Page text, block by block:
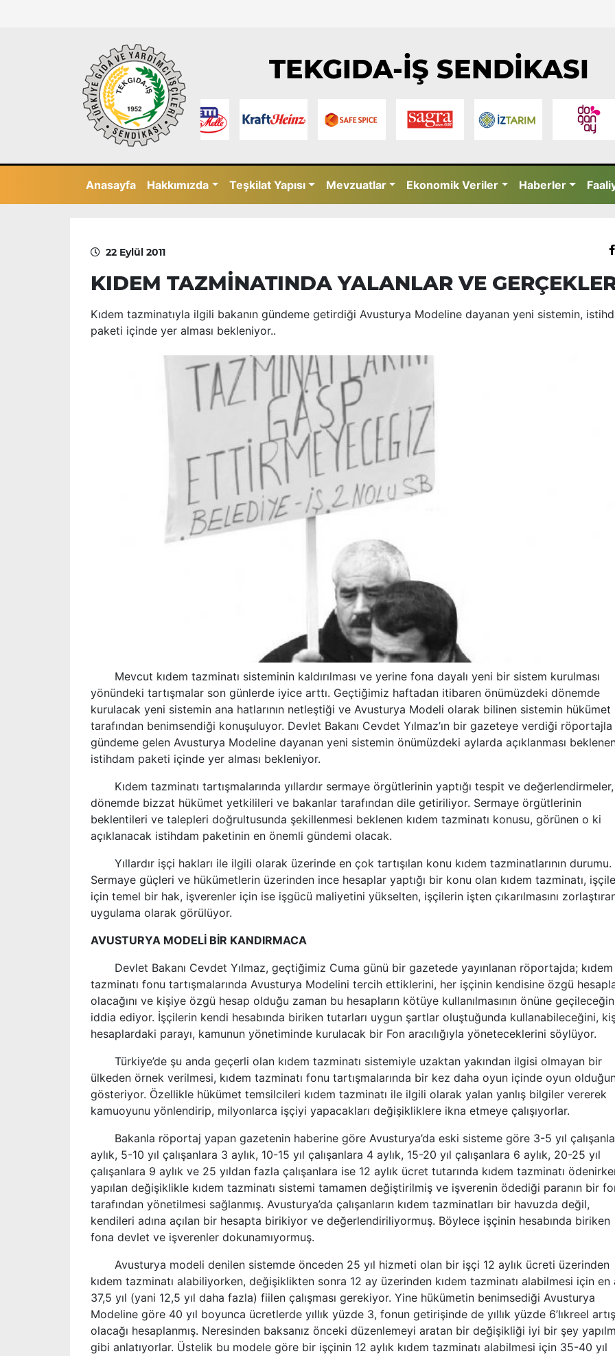
TEKGIDA-İŞ SENDİKASI
Anasayfa Hakkımızda Teşkilat Yapısı Mevzuatlar Ekonomik Veriler Haberler
22 Eylül 2011
KIDEM TAZMİNATINDA YALANLAR VE
Kıdem tazminatıyla ilgili bakanın gündeme getirdiği Avusturya Modeline dayanan yeni sistemin,
paketi içinde yer alması bekleniyor..
Mevcut kıdem tazminatı sisteminin kaldırılması ve yerine fona dayalı yeni bir sistem kurulması
yönündeki tartışmalar son günlerde iyice arttı. Geçtiğimiz haftadan itibaren önümüzdeki dönemde
kurulacak yeni sistemin ana hatlarının netleştiği ve Avusturya Modeli olarak bilinen sistemin hükümet
tarafından benimsendiği konuşuluyor. Devlet Bakanı Cevdet Yılmaz’ın bir gazeteye verdiği röportajla
gündeme gelen Avusturya Modeline dayanan yeni sistemin önümüzdeki aylarda açıklanması
istihdam paketi içinde yer alması bekleniyor.
Kıdem tazminatı tartışmalarında yıllardır sermaye örgütlerinin yaptığı tespit ve
dönemde bizzat hükümet yetkilileri ve bakanlar tarafından dile getiriliyor. Sermaye örgütlerinin
beklentileri ve talepleri doğrultusunda şekillenmesi beklenen kıdem tazminatı konusu, görünen o ki
açıklanacak istihdam paketinin en önemli gündemi olacak.
Yıllardır işçi hakları ile ilgili olarak üzerinde en çok tartışılan konu kıdem tazminatlarının durumu.
Sermaye güçleri ve hükümetlerin üzerinden ince hesaplar yaptığı bir konu olan kıdem tazminatı,
için temel bir hak, işverenler için ise işgücü maliyetini yükselten, işçilerin işten çıkarılmasını
uygulama olarak görülüyor.
AVUSTURYA MODELİ BİR KANDIRMACA
Devlet Bakanı Cevdet Yılmaz, geçtiğimiz Cuma günü bir gazetede yayınlanan röportajda; kıdem
tazminatı fonu tartışmalarında Avusturya Modelini tercih ettiklerini, her işçinin kendisine özgü
olacağını ve kişiye özgü hesap olduğu zaman bu hesapların kötüye kullanılmasının önüne
iddia ediyor. İşçilerin kendi hesabında biriken tutarları uygun şartlar oluştuğunda kullanabileceğini,
hesaplardaki parayı, kamunun yönetiminde kurulacak bir Fon aracılığıyla yöneteceklerini söylüyor.
Türkiye’de şu anda geçerli olan kıdem tazminatı sistemiyle uzaktan yakından ilgisi olmayan bir
ülkeden örnek verilmesi, kıdem tazminatı fonu tartışmalarında bir kez daha oyun içinde oyun
gösteriyor. Özellikle hükümet temsilcileri kıdem tazminatı ile ilgili olarak yalan yanlış bilgiler vererek
kamuoyunu yönlendirip, milyonlarca işçiyi yapacakları değişikliklere ikna etmeye çalışıyorlar.
Bakanla röportaj yapan gazetenin haberine göre Avusturya’da eski sisteme göre 3-5 yıl
aylık, 5-10 yıl çalışanlara 3 aylık, 10-15 yıl çalışanlara 4 aylık, 15-20 yıl çalışanlara 6 aylık, 20-25 yıl
çalışanlara 9 aylık ve 25 yıldan fazla çalışanlara ise 12 aylık ücret tutarında kıdem tazminatı
yapılan değişiklikle kıdem tazminatı sistemi tamamen değiştirilmiş ve işverenin ödediği paranın bir
tarafından yönetilmesi sağlanmış. Avusturya’da çalışanların kıdem tazminatları bir havuzda değil,
kendileri adına açılan bir hesapta birikiyor ve değerlendiriliyormuş. Böylece işçinin hesabında biriken
fona devlet ve işverenler dokunamıyormuş.
Avusturya modeli denilen sistemde önceden 25 yıl hizmeti olan bir işçi 12 aylık ücreti üzerinden
kıdem tazminatı alabiliyorken, değişiklikten sonra 12 ay üzerinden kıdem tazminatı alabilmesi için en
37,5 yıl (yani 12,5 yıl daha fazla) fiilen çalışması gerekiyor. Yine hükümetin benimsediği Avusturya
Modeline göre 40 yıl boyunca ücretlerde yıllık yüzde 3, fonun getirişinde de yıllık yüzde 6’lıkreel artış
olacağı hesaplanmış. Neresinden baksanız önceki düzenlemeyi aratan bir değişikliği iyi bir şey
gibi anlatıyorlar. Üstelik bu modele göre bir işçinin 12 aylık kıdem tazminatı alabilmesi için 35-40 yıl